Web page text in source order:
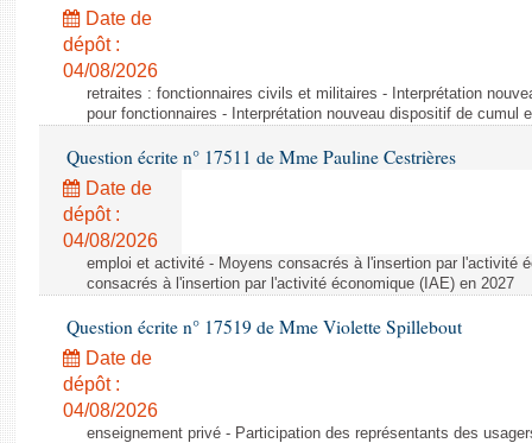
Date de
dépôt :
04/08/2026
retraites : fonctionnaires civils et militaires - Interprétation
pour fonctionnaires - Interprétation nouveau dispositif de cumul
Question écrite n° 17511 de Mme Pauline Cestrières
Date de
dépôt :
04/08/2026
emploi et activité - Moyens consacrés à l'insertion par l'activité
consacrés à l'insertion par l'activité économique (IAE) en 2027
Question écrite n° 17519 de Mme Violette Spillebout
Date de
dépôt :
04/08/2026
enseignement privé - Participation des représentants des